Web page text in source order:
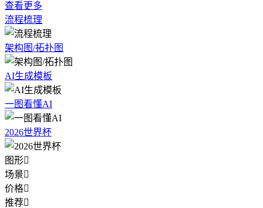
查看更多
流程梳理
架构图/拓扑图
AI生成模板
一图看懂AI
2026世界杯
图形
场景
价格
推荐